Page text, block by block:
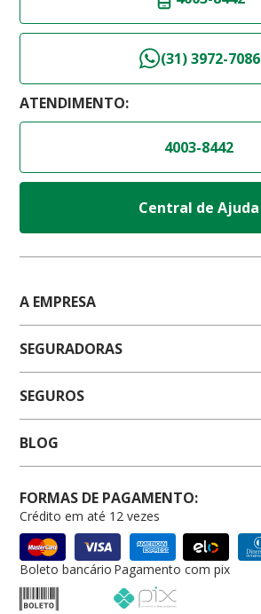
(31) 3972-7086
ATENDIMENTO:
4003-8442
Central de Ajuda
A EMPRESA
SEGURADORAS
SEGUROS
BLOG
FORMAS DE PAGAMENTO:
Crédito em até 12 vezes
Boleto bancário Pagamento com pix